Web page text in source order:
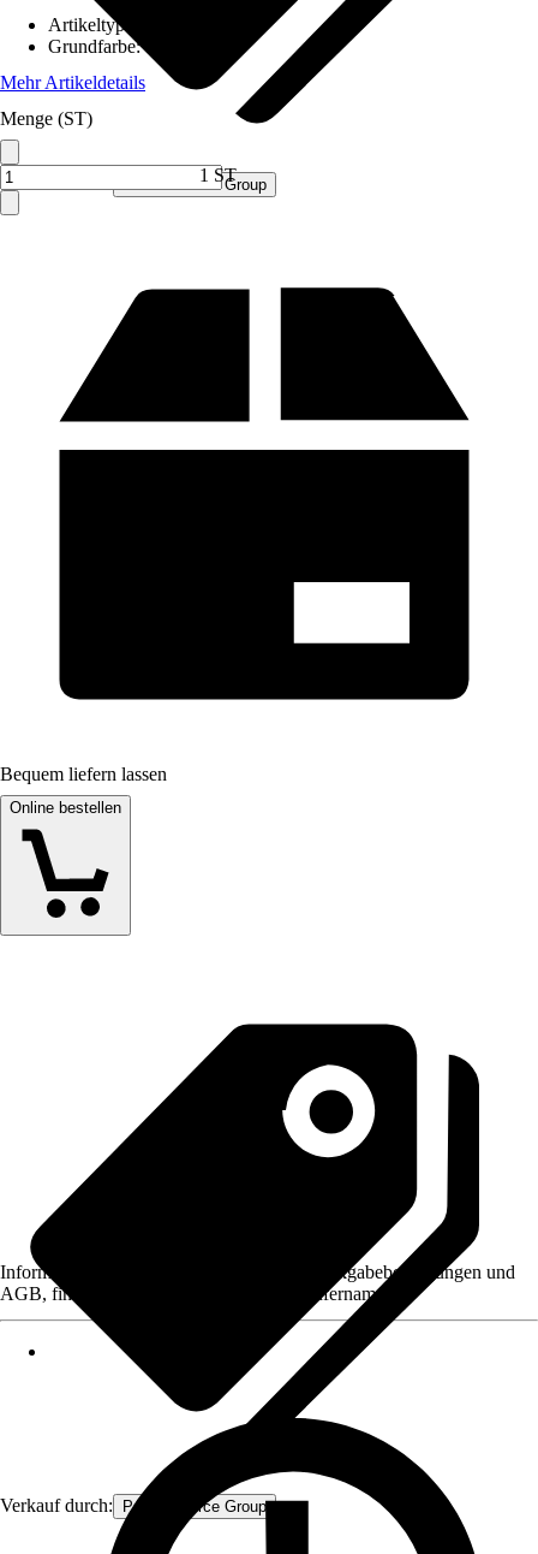
Verkauf durch: Procommerce Group
Artikeltyp
Grundfarbe:
Mehr Artikeldetails
Menge (ST)
1 ST
Bequem liefern lassen
Online bestellen
Verkauf durch: Procommerce Group
Informationen des Verkäufers, wie z. B. Rückgabebedingungen und
AGB, finden Sie bei Klick auf den Verkäufernamen.